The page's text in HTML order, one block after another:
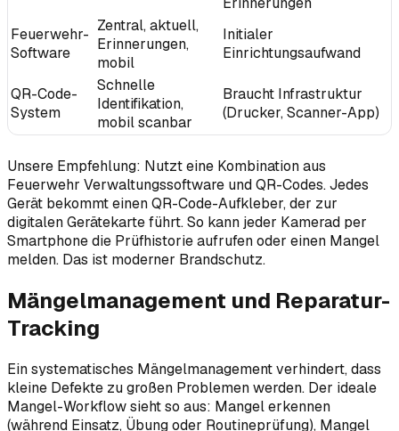
Feuerwehr-
Software
Zentral, aktuell,
Erinnerungen,
mobil
Initialer
Einrichtungsaufwand
QR-Code-
System
Schnelle
Identifikation,
mobil scanbar
Braucht Infrastruktur
(Drucker, Scanner-App)
Unsere Empfehlung: Nutzt eine Kombination aus
Feuerwehr Verwaltungssoftware und QR-Codes. Jedes
Gerät bekommt einen QR-Code-Aufkleber, der zur
digitalen Gerätekarte führt. So kann jeder Kamerad per
Smartphone die Prüfhistorie aufrufen oder einen Mangel
melden. Das ist moderner Brandschutz.
Mängelmanagement und Reparatur-
Tracking
Ein systematisches Mängelmanagement verhindert, dass
kleine Defekte zu großen Problemen werden. Der ideale
Mangel-Workflow sieht so aus: Mangel erkennen
(während Einsatz, Übung oder Routineprüfung), Mangel